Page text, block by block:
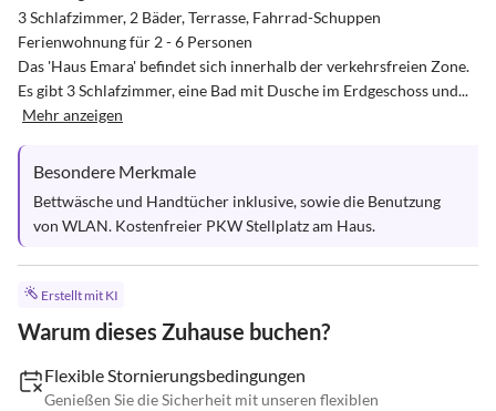
3 Schlafzimmer, 2 Bäder, Terrasse, Fahrrad-Schuppen
Ferienwohnung für 2 - 6 Personen
Das 'Haus Emara' befindet sich innerhalb der verkehrsfreien Zone.
Es gibt 3 Schlafzimmer, eine Bad mit Dusche im Erdgeschoss und...
Mehr anzeigen
Besondere Merkmale
Bettwäsche und Handtücher inklusive, sowie die Benutzung
von WLAN. Kostenfreier PKW Stellplatz am Haus.
Erstellt mit KI
Warum dieses Zuhause buchen?
Flexible Stornierungsbedingungen
Genießen Sie die Sicherheit mit unseren flexiblen